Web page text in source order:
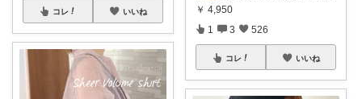
コレ いいね
￥ 4,950
1 3 526
コレ いいね